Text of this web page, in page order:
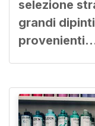
selezione
grandi